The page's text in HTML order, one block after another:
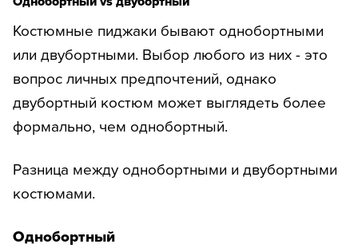
Костюмные пиджаки бывают однобортными
или двубортными. Выбор любого из них - это
вопрос личных предпочтений, однако
двубортный костюм может выглядеть более
формально, чем однобортный.
Разница между однобортными и двубортными
костюмами.
Однобортный